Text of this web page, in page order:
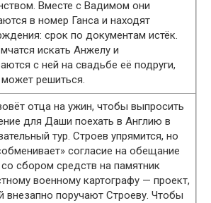
Вместе с Вадимом они
в номер Ганса и находят
срок по документам истёк.
искать Анжелу и
с ней на свадьбе её подруги,
решиться.
отца на ужин, чтобы выпросить
для Даши поехать в Англию в
тур. Строев упрямится, но
согласие на обещание
сбором средств на памятник
военному картографу — проект,
внезапно поручают Строеву. Чтобы